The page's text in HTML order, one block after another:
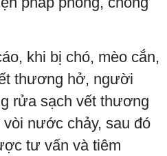
khi bị chó, mèo cắn,
thương hở, người
rửa sạch vết thương
nước chảy, sau đó
tư vấn và tiêm